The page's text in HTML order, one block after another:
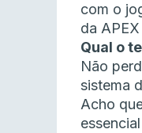
com o
da
Qual o
Não
sistema
Acho